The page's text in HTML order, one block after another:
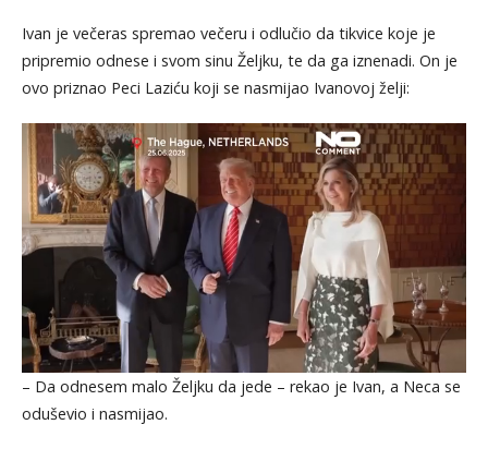
Ivan je večeras spremao večeru i odlučio da tikvice koje je
pripremio odnese i svom sinu Željku, te da ga iznenadi. On je
ovo priznao Peci Laziću koji se nasmijao Ivanovoj želji:
– Da odnesem malo Željku da jede – rekao je Ivan, a Neca se
oduševio i nasmijao.